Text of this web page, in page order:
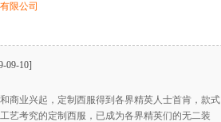
限公司
09-10]
商业兴起，定制西服得到各界精英人士首肯，款式
艺考究的定制西服，已成为各界精英们的无二装